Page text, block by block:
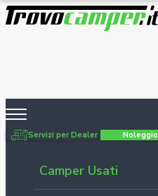
Servizi per Dealer Noleggio
Camper Usati